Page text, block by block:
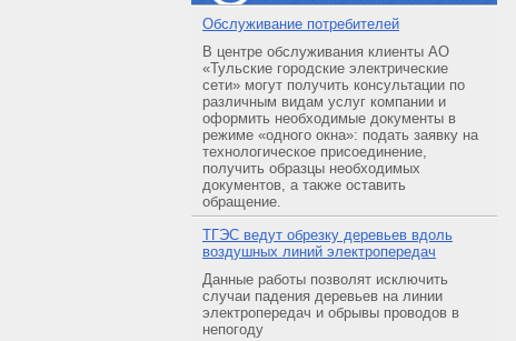
Обслуживание потребителей
В центре обслуживания клиенты АО
«Тульские городские электрические
сети» могут получить консультации по
различным видам услуг компании и
оформить необходимые документы в
режиме «одного окна»: подать заявку на
технологическое присоединение,
получить образцы необходимых
документов, а также оставить
обращение.
ТГЭС ведут обрезку деревьев вдоль
воздушных линий электропередач
Данные работы позволят исключить
случаи падения деревьев на линии
электропередач и обрывы проводов в
непогоду